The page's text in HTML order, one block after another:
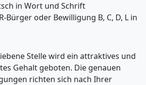
in Wort und Schrift
Bürger oder Bewilligung B, C, D, L in
Stelle wird ein attraktives und
Gehalt geboten. Die genauen
richten sich nach Ihrer